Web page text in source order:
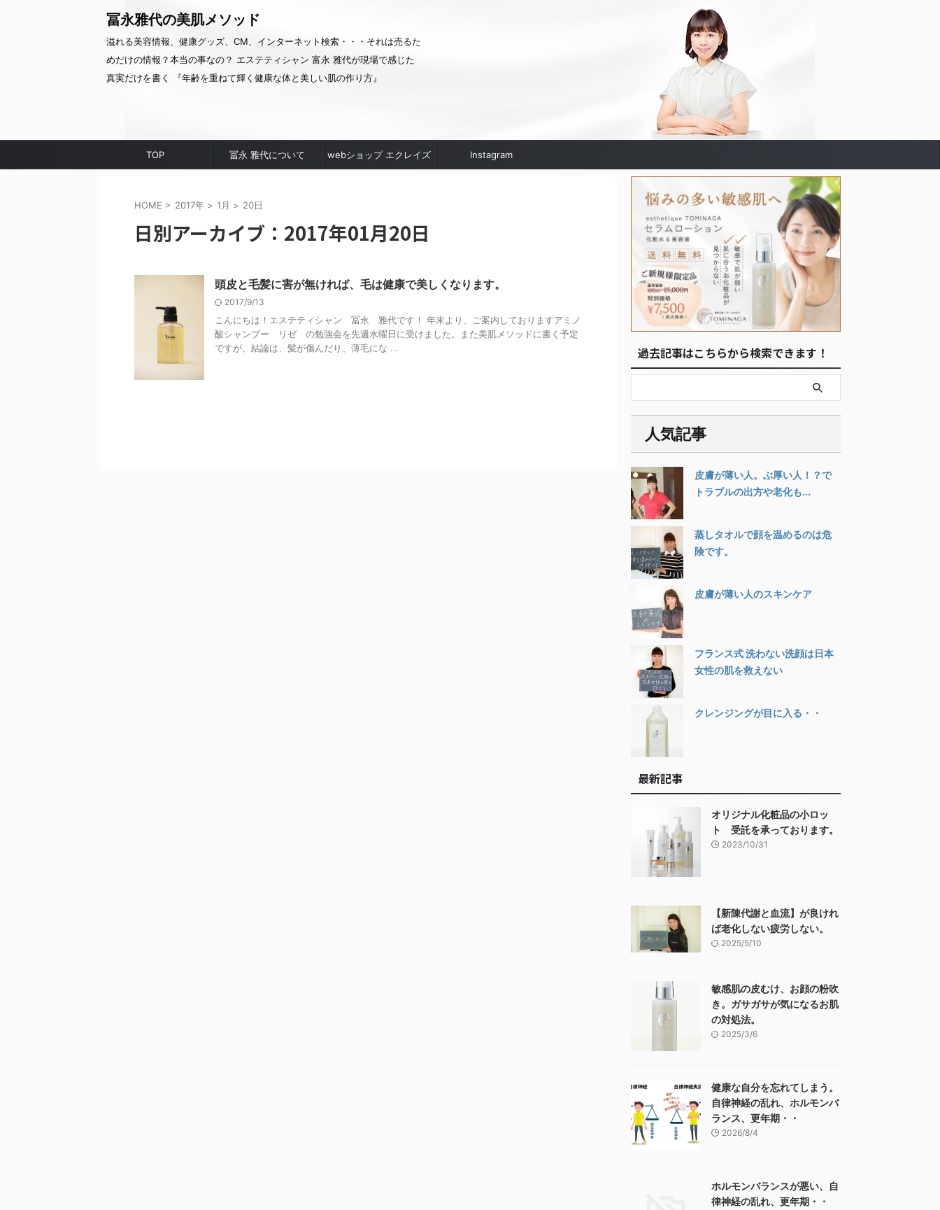
冨永雅代の美肌メソッド
溢れる美容情報、健康グッズ、CM、インターネット検索・・・それは売るた
めだけの情報？本当の事なの？ エステティシャン 富永 雅代が現場で感じた
真実だけを書く 『年齢を重ねて輝く健康な体と美しい肌の作り方』
TOP 冨永 雅代について webショップ エクレイズ Instagram
HOME > 2017年 > 1月 > 20日
日別アーカイブ：2017年01月20日
頭皮と毛髪に害が無ければ、毛は健康で美しくなります。
2017/9/13
こんにちは！エステティシャン 冨永 雅代です！ 年末より、ご案内しておりますアミノ
酸シャンプー リゼ の勉強会を先週水曜日に受けました。また美肌メソッドに書く予定
ですが、結論は、髪が傷んだり、薄毛にな ...
過去記事はこちらから検索できます！
人気記事
皮膚が薄い人。ぶ厚い人！？で
トラブルの出方や老化も...
蒸しタオルで顔を温めるのは危
険です。
皮膚が薄い人のスキンケア
フランス式 洗わない洗顔は日本
女性の肌を救えない
クレンジングが目に入る・・
最新記事
オリジナル化粧品の小ロッ
ト 受託を承っております。
2023/10/31
【新陳代謝と血流】が良けれ
ば老化しない疲労しない。
2025/5/10
敏感肌の皮むけ、お顔の粉吹
き。ガサガサが気になるお肌
の対処法。
2025/3/6
健康な自分を忘れてしまう。
自律神経の乱れ、ホルモンバ
ランス、更年期・・
2026/8/4
ホルモンバランスが悪い、自
律神経の乱れ、更年期・・